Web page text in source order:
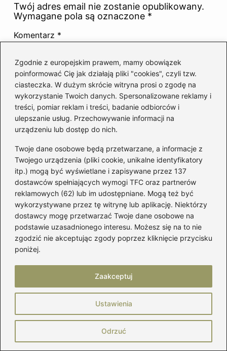
Zgodnie z europejskim prawem, mamy obowiązek
poinformować Cię jak działają pliki "cookies", czyli tzw.
ciasteczka. W dużym skrócie witryna prosi o zgodę na
wykorzystanie Twoich danych. Spersonalizowane reklamy i
treści, pomiar reklam i treści, badanie odbiorców i
ulepszanie usług. Przechowywanie informacji na
urządzeniu lub dostęp do nich.
Twoje dane osobowe będą przetwarzane, a informacje z
Twojego urządzenia (pliki cookie, unikalne identyfikatory
itp.) mogą być wyświetlane i zapisywane przez 137
dostawców spełniających wymogi TFC oraz partnerów
reklamowych (62) lub im udostępniane. Mogą też być
wykorzystywane przez tę witrynę lub aplikację. Niektórzy
dostawcy mogę przetwarzać Twoje dane osobowe na
podstawie uzasadnionego interesu. Możesz się na to nie
zgodzić nie akceptując zgody poprzez kliknięcie przycisku
poniżej.
Ustawienia
Odrzuć
Zaakceptuj
Twój adres email nie zostanie opublikowany.
Wymagane pola są oznaczone *
Komentarz *
Nazwa*
Adres email*
Witryna internetowa
Zapamiętaj moje dane w tej przeglądarce
podczas pisania kolejnych komentarzy.
Poczytaj więcej